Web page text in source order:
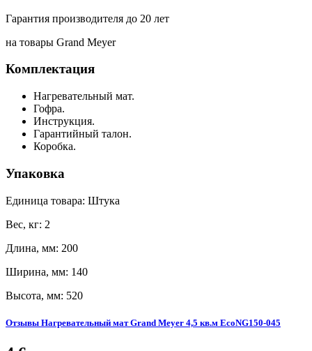
Гарантия производителя до 20 лет
на товары Grand Meyer
Комплектация
Нагревательный мат.
Гофра.
Инструкция.
Гарантийный талон.
Коробка.
Упаковка
Единица товара: Штука
Вес, кг: 2
Длина, мм: 200
Ширина, мм: 140
Высота, мм: 520
Отзывы Нагревательный мат Grand Meyer 4,5 кв.м EcoNG150-045